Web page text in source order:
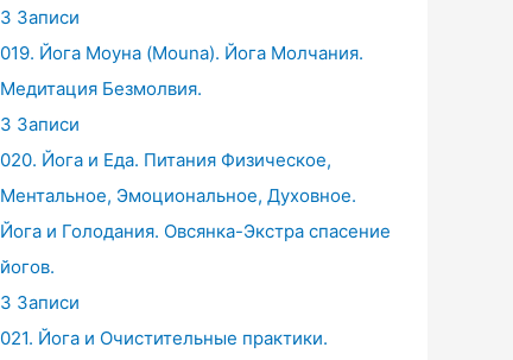
3 Записи
019. Йога Моуна (Mouna). Йога Молчания.
Медитация Безмолвия.
3 Записи
020. Йога и Еда. Питания Физическое,
Ментальное, Эмоциональное, Духовное.
Йога и Голодания. Овсянка-Экстра спасение
йогов.
3 Записи
021. Йога и Очистительные практики.